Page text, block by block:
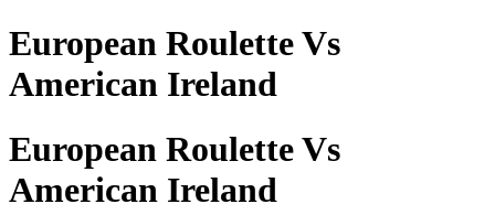
European Roulette Vs
American Ireland
European Roulette Vs
American Ireland